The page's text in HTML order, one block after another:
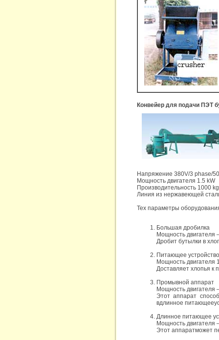
Конвейер для подачи ПЭТ
Напряжение 380V/3 phase/
Мощность двигателя 1.5 kW
Производительность 1000
Линия из нержавеющей
Тех параметры
Большая дробилка
Мощность двигателя
Дробит бутылки в
Питающее устройство
Мощность двигателя
Доставляет хлопья
Промывной аппарат
Мощность двигателя
Этот аппарат
вдлинное
Длинное питающее
Мощность двигателя
Этот аппаратможет